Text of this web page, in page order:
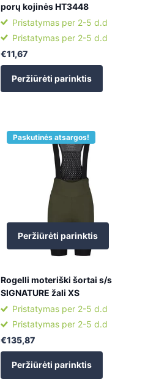
porų kojinės HT3448
Pristatymas per 2-5 d.d
Pristatymas per 2-5 d.d
€11,67
Peržiūrėti parinktis
Paskutinės atsargos!
Peržiūrėti parinktis
Rogelli moteriški šortai s/s
SIGNATURE žali XS
Pristatymas per 2-5 d.d
Pristatymas per 2-5 d.d
€135,87
Peržiūrėti parinktis